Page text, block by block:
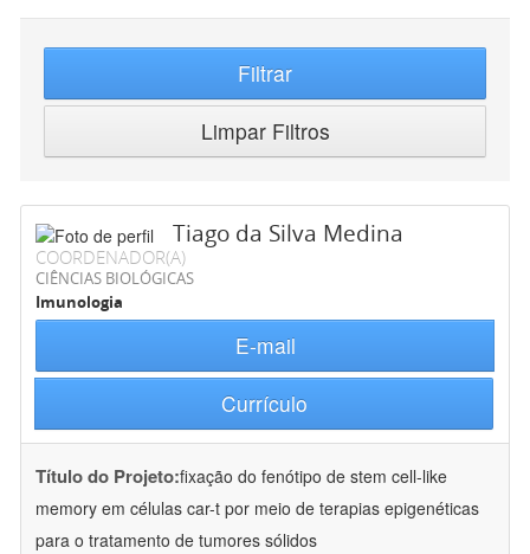
Filtrar
Limpar Filtros
Tiago da Silva Medina
COORDENADOR(A)
CIÊNCIAS BIOLÓGICAS
Imunologia
E-mail
Currículo
Título do Projeto:fixação do fenótipo de stem cell-like
memory em células car-t por meio de terapias epigenéticas
para o tratamento de tumores sólidos